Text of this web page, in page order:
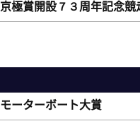
京極賞開設７３周年記念競
モーターボート大賞